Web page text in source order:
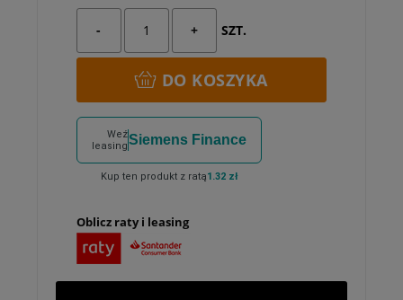
- + SZT.
DO KOSZYKA
Weź
leasingSiemens Finance
Kup ten produkt z ratą1.32 zł
Oblicz raty i leasing